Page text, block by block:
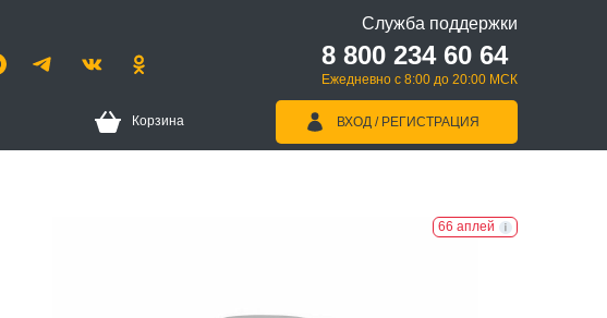
Служба поддержки
8 800 234 60 64
Ежедневно с 8:00 до 20:00 МСК
Корзина ВХОД / РЕГИСТРАЦИЯ
66 аплей